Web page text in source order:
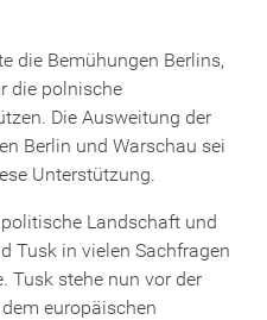
die Bemühungen Berlins,
die polnische
Die Ausweitung der
Berlin und Warschau sei
Unterstützung.
Landschaft und
Tusk in vielen Sachfragen
Tusk stehe nun vor der
europäischen